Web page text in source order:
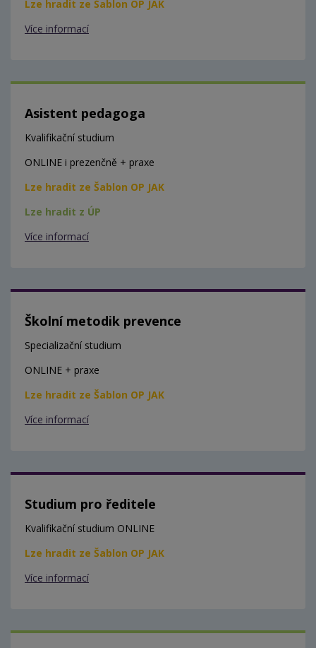
Lze hradit ze Šablon OP JAK
Více informací
Asistent pedagoga
Kvalifikační studium
ONLINE i prezenčně + praxe
Lze hradit ze Šablon OP JAK
Lze hradit z ÚP
Více informací
Školní metodik prevence
Specializační studium
ONLINE + praxe
Lze hradit ze Šablon OP JAK
Více informací
Studium pro ředitele
Kvalifikační studium ONLINE
Lze hradit ze Šablon OP JAK
Více informací